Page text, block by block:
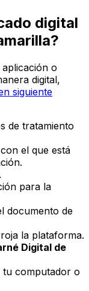
digital
o
digital,
siguiente
de tratamiento
el que está
para la
documento de
la plataforma.
Digital de
tu computador o